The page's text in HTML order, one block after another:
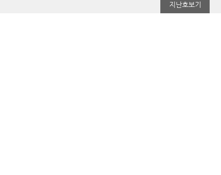
지난호보기